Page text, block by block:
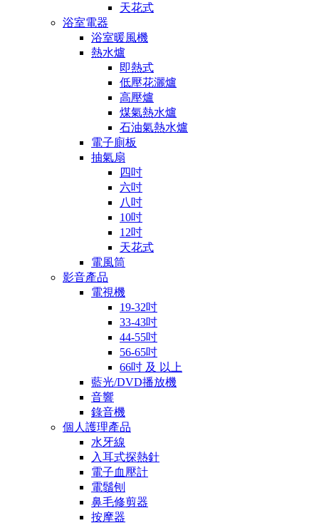
天花式
浴室電器
浴室暖風機
熱水爐
即熱式
低壓花灑爐
高壓爐
煤氣熱水爐
石油氣熱水爐
電子廁板
抽氣扇
四吋
六吋
八吋
10吋
12吋
天花式
電風筒
影音產品
電視機
19-32吋
33-43吋
44-55吋
56-65吋
66吋 及 以上
藍光/DVD播放機
音響
錄音機
個人護理產品
水牙線
入耳式探熱針
電子血壓計
電鬚刨
鼻毛修剪器
按摩器